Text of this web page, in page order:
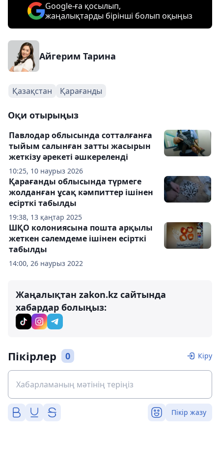
Google-ға қосылып,
жаңалықтарды бірінші болып оқыңыз
Айгерим Тарина
Қазақстан Қарағанды
Оқи отырыңыз
10:25, 10 наурыз 2026
Павлодар облысында сотталғанға
тыйым салынған затты жасырын
жеткізу әрекеті әшкереленді
19:38, 13 қаңтар 2025
Қарағанды облысында түрмеге
жолданған ұсақ кәмпиттер ішінен
есірткі табылды
14:00, 26 наурыз 2022
ШҚО колониясына пошта арқылы
жеткен сәлемдеме ішінен есірткі
табылды
Жаңалықтан zakon.kz сайтында
хабардар болыңыз:
Пікірлер 0 Кіру
Пікір жазу